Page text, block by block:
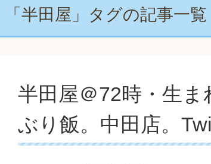
「半田屋」タグの記事一覧
半田屋＠72時・生
ぶり飯。中田店。